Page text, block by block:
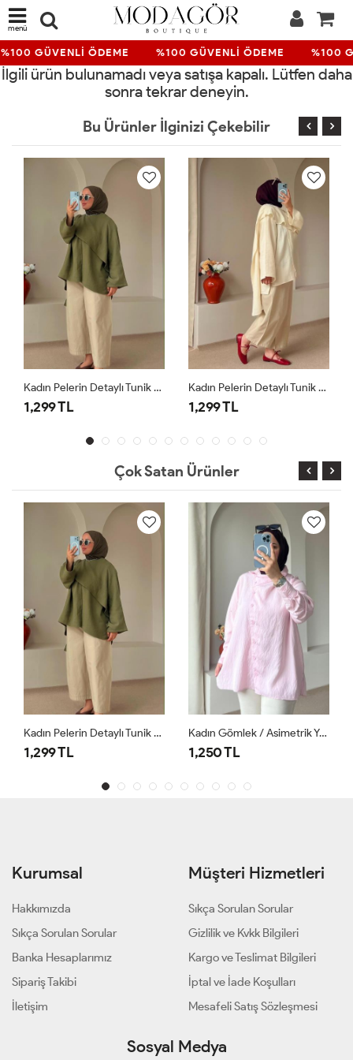
menü
GÜVENLİ ÖDEME %100 GÜVENLİ ÖDEME %100
İlgili ürün bulunamadı veya satışa kapalı. Lütfen daha
sonra tekrar deneyin.
Bu Ürünler İlginizi Çekebilir
Kadın Pelerin Detaylı Tunik Haki
1,299 TL
Kadın Pelerin Detaylı Tunik Krem
1,299 TL
Çok Satan Ürünler
Kadın Pelerin Detaylı Tunik Haki
1,299 TL
Kadın Gömlek / Asimetrik Yaka Çizgili Gömlek Pembe
1,250 TL
Kurumsal
Hakkımızda
Sıkça Sorulan Sorular
Banka Hesaplarımız
Sipariş Takibi
İletişim
Müşteri Hizmetleri
Sıkça Sorulan Sorular
Gizlilik ve Kvkk Bilgileri
Kargo ve Teslimat Bilgileri
İptal ve İade Koşulları
Mesafeli Satış Sözleşmesi
Sosyal Medya